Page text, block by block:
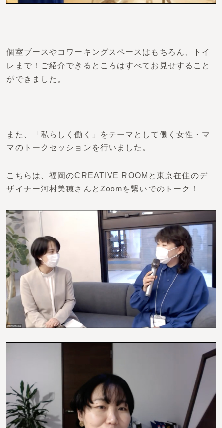
個室ブースやコワーキングスペースはもちろん、トイ
レまで！ご紹介できるところはすべてお見せすること
ができました。
また、「私らしく働く」をテーマとして働く女性・マ
マのトークセッションを行いました。
こちらは、福岡のCREATIVE ROOMと東京在住のデ
ザイナー河村美穂さんとZoomを繋いでのトーク！